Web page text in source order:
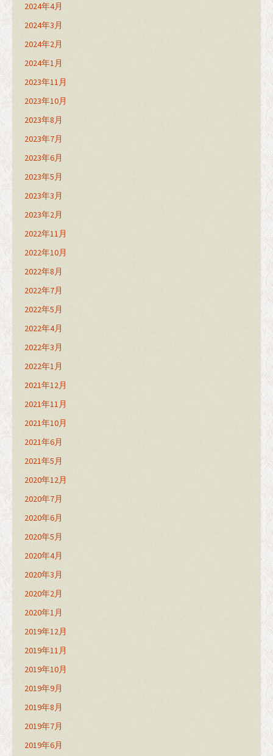
2024年4月
2024年3月
2024年2月
2024年1月
2023年11月
2023年10月
2023年8月
2023年7月
2023年6月
2023年5月
2023年3月
2023年2月
2022年11月
2022年10月
2022年8月
2022年7月
2022年5月
2022年4月
2022年3月
2022年1月
2021年12月
2021年11月
2021年10月
2021年6月
2021年5月
2020年12月
2020年7月
2020年6月
2020年5月
2020年4月
2020年3月
2020年2月
2020年1月
2019年12月
2019年11月
2019年10月
2019年9月
2019年8月
2019年7月
2019年6月